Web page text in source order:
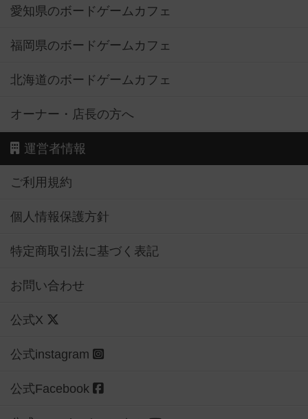
愛知県のボードゲームカフェ
福岡県のボードゲームカフェ
北海道のボードゲームカフェ
オーナー・店長の方へ
運営者情報
ご利用規約
個人情報保護方針
特定商取引法に基づく表記
お問い合わせ
公式X
公式instagram
公式Facebook